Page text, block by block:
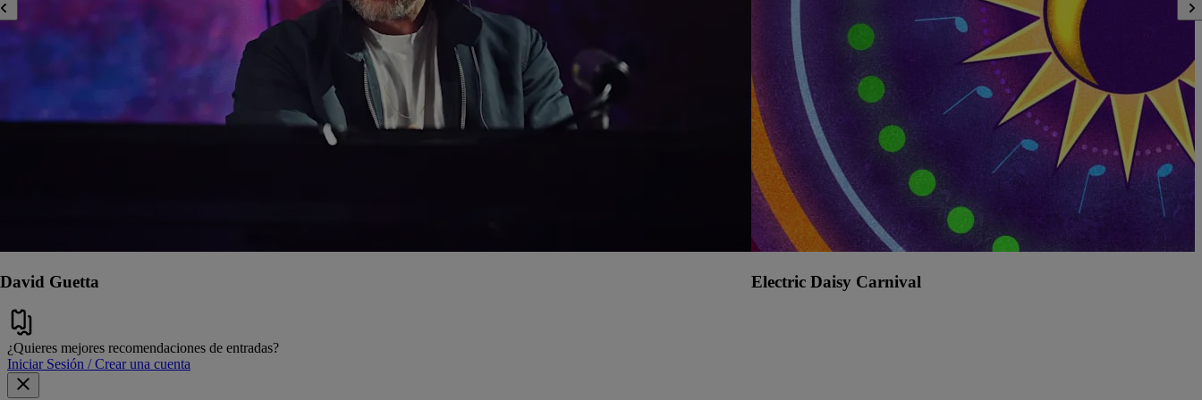
David Guetta Electric Daisy Carnival
¿Quieres mejores recomendaciones de entradas?
Iniciar Sesión / Crear una cuenta